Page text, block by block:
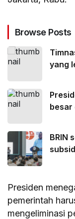
Browse Posts
yang
besar
BRIN
​Presiden
pemerintah
mengeliminasi